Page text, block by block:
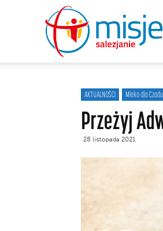
AKTUALNOŚCI Mleko dla
Przeżyj
28 listopada 2021